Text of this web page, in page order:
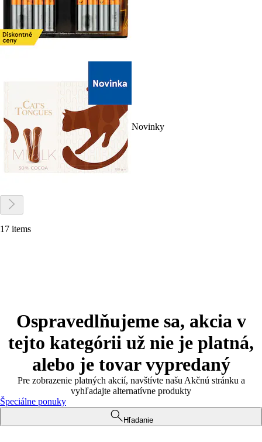
Novinky
17 items
Ospravedlňujeme sa, akcia v
tejto kategórii už nie je platná,
alebo je tovar vypredaný
Pre zobrazenie platných akcií, navštívte našu Akčnú stránku a
vyhľadajte alternatívne produkty
Špeciálne ponuky
Hľadanie